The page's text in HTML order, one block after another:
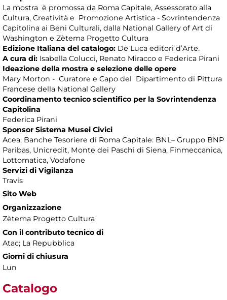
La mostra è promossa da Roma Capitale, Assessorato alla
Cultura, Creatività e Promozione Artistica - Sovrintendenza
Capitolina ai Beni Culturali, dalla National Gallery of Art di
Washington e Zètema Progetto Cultura
Edizione Italiana del catalogo: De Luca editori d’Arte.
A cura di: Isabella Colucci, Renato Miracco e Federica Pirani
Ideazione della mostra e selezione delle opere
Mary Morton - Curatore e Capo del Dipartimento di Pittura
Francese della National Gallery
Coordinamento tecnico scientifico per la Sovrintendenza
Capitolina
Federica Pirani
Sponsor Sistema Musei Civici
Acea; Banche Tesoriere di Roma Capitale: BNL– Gruppo BNP
Paribas, Unicredit, Monte dei Paschi di Siena, Finmeccanica,
Lottomatica, Vodafone
Servizi di Vigilanza
Travis
Sito Web
Organizzazione
Zètema Progetto Cultura
Con il contributo tecnico di
Atac; La Repubblica
Giorni di chiusura
Lun
Catalogo